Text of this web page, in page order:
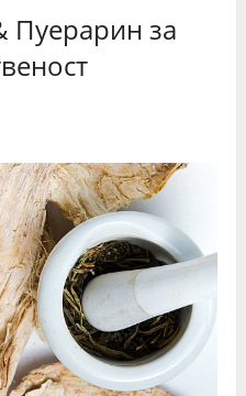
Пуерарин за